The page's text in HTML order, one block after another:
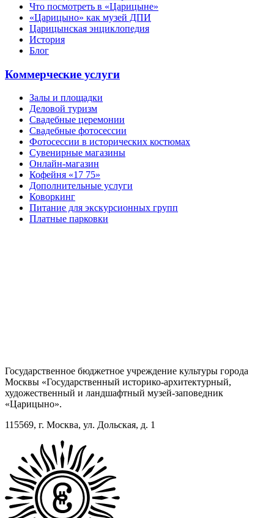
Что посмотреть в «Царицыне»
«Царицыно» как музей ДПИ
Царицынская энциклопедия
История
Блог
Коммерческие услуги
Залы и площадки
Деловой туризм
Свадебные церемонии
Свадебные фотосессии
Фотосессии в исторических костюмах
Сувенирные магазины
Онлайн-магазин
Кофейня «17 75»
Дополнительные услуги
Коворкинг
Питание для экскурсионных групп
Платные парковки
Государственное бюджетное учреждение культуры города
Москвы «Государственный историко-архитектурный,
художественный и ландшафтный музей-заповедник
«Царицыно».
115569, г. Москва, ул. Дольская, д. 1